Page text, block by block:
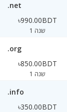
.net
৳990.00BDT
1 שנה
.org
৳850.00BDT
1 שנה
.info
৳350.00BDT